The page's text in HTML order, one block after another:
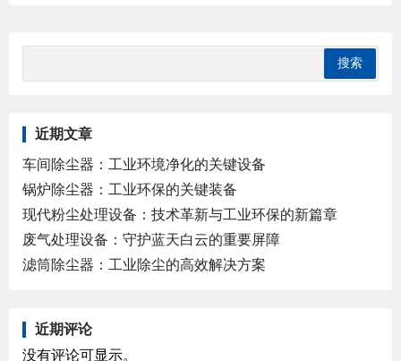
近期文章
车间除尘器：工业环境净化的关键设备
锅炉除尘器：工业环保的关键装备
现代粉尘处理设备：技术革新与工业环保的新篇章
废气处理设备：守护蓝天白云的重要屏障
滤筒除尘器：工业除尘的高效解决方案
近期评论
没有评论可显示。